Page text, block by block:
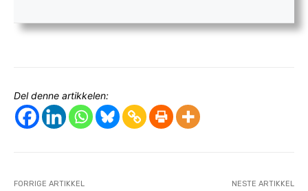
Del denne artikkelen:
FORRIGE ARTIKKEL NESTE ARTIKKEL